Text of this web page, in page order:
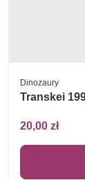
Dinozaury
Transkei
20,00 zł